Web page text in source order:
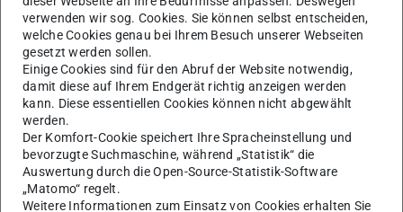
1941–1945 Baurat der Luftwaffe im Majorsrang in
Russland
1949–1971 Professor für Baukunst an der Technischen
Hochschule Darmstadt
1951–1952 Dekan
Werkauswahl
1934 Olympia Eisstadion, München
1934 Wohnhaus NS-Mustersiedlung Ramersdorf,
verwenden wir sog. Cookies. Sie können selbst entscheiden,
welche Cookies genau bei Ihrem Besuch unserer Webseiten
gesetzt werden sollen.
Einige Cookies sind für den Abruf der Website notwendig,
damit diese auf Ihrem Endgerät richtig anzeigen werden
kann. Diese essentiellen Cookies können nicht abgewählt
werden.
Der Komfort-Cookie speichert Ihre Spracheinstellung und
bevorzugte Suchmaschine, während „Statistik“ die
Auswertung durch die Open-Source-Statistik-Software
„Matomo“ regelt.
Weitere Informationen zum Einsatz von Cookies erhalten Sie